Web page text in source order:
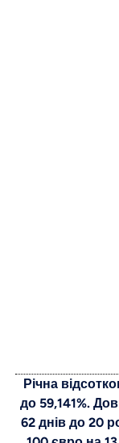
Річна
до 59,141%.
62 днів до 20